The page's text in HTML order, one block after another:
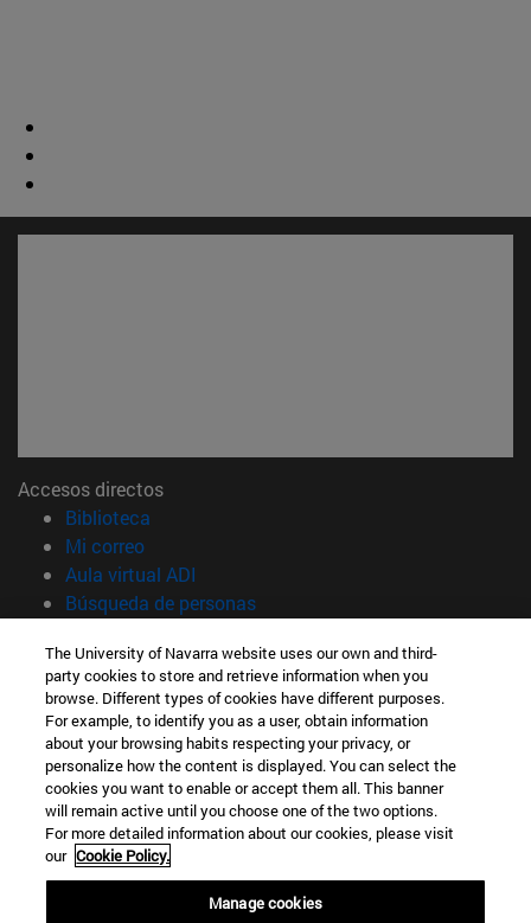
Accesos directos
Biblioteca
Mi correo(abre en nueva ventana)
Aula virtual ADI
Búsqueda de personas(abre en nueva ventana)
Información
TFNO +34 948 42 56 00
¿QUÉ GRADO TE INTERESA?
¿QUÉ MÁSTER TE INTERESA?
© Universidad de Navarra
Información legal
Accesibilidad
Configuración de cookies
The University of Navarra website uses our own and third-
party cookies to store and retrieve information when you
browse. Different types of cookies have different purposes.
For example, to identify you as a user, obtain information
about your browsing habits respecting your privacy, or
personalize how the content is displayed. You can select the
cookies you want to enable or accept them all. This banner
will remain active until you choose one of the two options.
For more detailed information about our cookies, please visit
our Cookie Policy.
Manage cookies